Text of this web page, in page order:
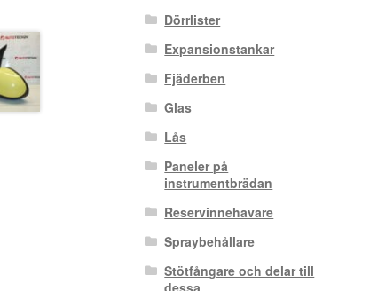
Dörrlister
Expansionstankar
Fjäderben
Glas
Lås
Paneler på
instrumentbrädan
Reservinnehavare
Spraybehållare
Stötfångare och delar till
dessa